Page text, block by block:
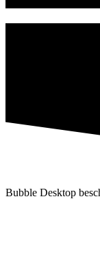
Bubble Desktop